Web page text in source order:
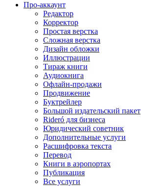
Про-аккаунт
Редактор
Корректор
Простая верстка
Сложная верстка
Дизайн обложки
Иллюстрации
Тираж книги
Аудиокнига
Офлайн-продажи
Продвижение
Буктрейлер
Большой издательский пакет
Rideró для бизнеса
Юридический советник
Дополнительные услуги
Расшифровка текста
Перевод
Книги в аэропортах
Публикация
Все услуги